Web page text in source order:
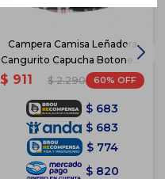
Campera Camisa Leñadora
Cangurito Capucha Botones -
Azul-Beige
$ 911 $ 2.290 60
$ 683
$ 683
$ 774
$ 820